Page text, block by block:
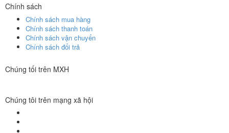
Chính sách
Chính sách mua hàng
Chính sách thanh toán
Chính sách vận chuyển
Chính sách đổi trả
Chúng tối trên MXH
Chúng tôi trên mạng xã hội